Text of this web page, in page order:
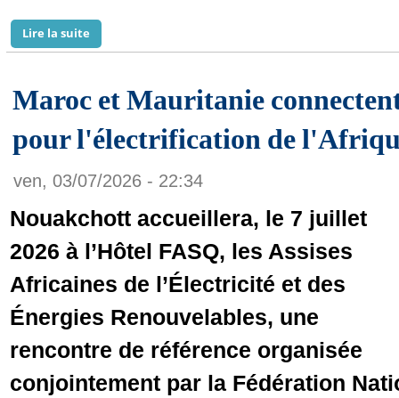
Lire la suite
Maroc et Mauritanie
pour l'électrification de
ven, 03/07/2026 - 22:34
Nouakchott accueillera, le 7 juillet
2026 à l’Hôtel FASQ, les Assises
Africaines de l’Électricité et des
Énergies Renouvelables, une
rencontre de référence organisée
conjointement par la Fédération